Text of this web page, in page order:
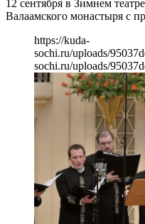
12 сентября в Зимнем
Валаамского монастыря с
https://kuda-
sochi.ru/uploads/
sochi.ru/uploads/